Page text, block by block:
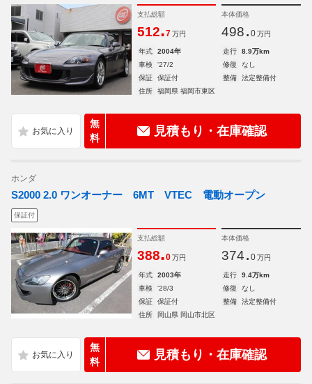
支払総額
512.7 万円
本体価格
498. 0 万円
年式 2004年 走行
8.9万km
車検
'27/2 修復
なし
保証
保証付 整備
法定整備付
住所
福岡県 福岡市東区
無
料
見積もり・在庫確認
ホンダ
S2000 2.0 ワンオーナー 6MT VTEC 電動オープン
保証付
支払総額
388.0 万円
本体価格
374. 0 万円
年式 2003年 走行
9.4万km
車検
'28/3 修復
なし
保証
保証付 整備
法定整備付
住所
岡山県 岡山市北区
無
料
見積もり・在庫確認